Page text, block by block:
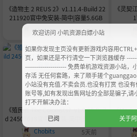
《造物主 2 REUS 2》v1.11.4-Build 22
211920官中免安装-简中|容量5.6GB
Chobits
4天前
《灵契
《殖民者 The Colonists》v1.9.28-Buil
d 24507618官中免安装-简中|支持键鼠|
容量844.4MB
Chobits 5天前
《
ld
欢迎访问 小叽资源白嫖小站
如果你发现主页没有更新游戏内容用
页，如果还是不行清空一下浏览器缓存
--------------------- 免费单机游戏资源小站，
存活 无任何套路，来了顺手搓个
小站没有充值.不卖会员.也没有打赏 也没
账号等,如有发现出售网址的全部是骗子,请
打不开解决办法：
已阅
关于